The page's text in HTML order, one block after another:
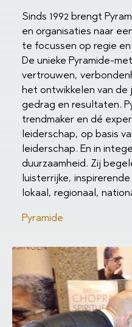
Sinds 1992 brengt
en organisaties naar
te focussen op regie
De unieke Pyramide-
vertrouwen,
het ontwikkelen van de
gedrag en resultaten.
trendmaker en dé
leiderschap, op basis
leiderschap. En in
duurzaamheid. Zij
luisterrijke,
lokaal, regionaal,
Pyramide